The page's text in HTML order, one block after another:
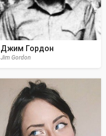
Джим Гордон
Jim Gordon